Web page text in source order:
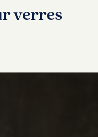
verres